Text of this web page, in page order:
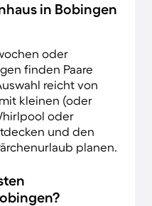
in Bobingen
oder
finden Paare
reicht von
kleinen (oder
oder
und den
planen.